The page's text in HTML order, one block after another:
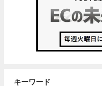
キーワード